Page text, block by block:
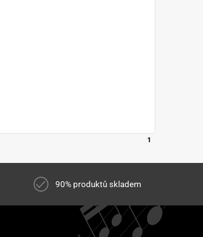
1
90% produktů skladem